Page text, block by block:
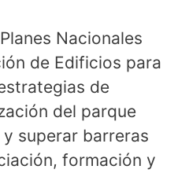
Nacionales
de Edificios para
de
del parque
superar barreras
formación y